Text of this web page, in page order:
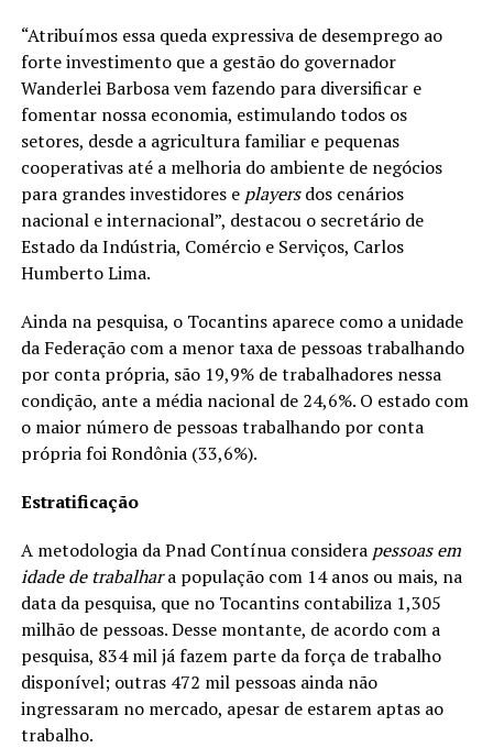
“Atribuímos essa queda expressiva de desemprego ao
forte investimento que a gestão do governador
Wanderlei Barbosa vem fazendo para diversificar e
fomentar nossa economia, estimulando todos os
setores, desde a agricultura familiar e pequenas
cooperativas até a melhoria do ambiente de negócios
para grandes investidores e playersdos cenários
nacional e internacional”, destacou o secretário de
Estado da Indústria, Comércio e Serviços, Carlos
Humberto Lima.
Ainda na pesquisa, o Tocantins aparece como a unidade
da Federação com a menor taxa de pessoas trabalhando
por conta própria, são 19,9% de trabalhadores nessa
condição, ante a média nacional de 24,6%. O estado com
o maior número de pessoas trabalhando por conta
própria foi Rondônia (33,6%).
Estratificação
A metodologia da Pnad Contínua considera pessoas em
idade de trabalhara população com 14 anos ou mais, na
data da pesquisa, que no Tocantins contabiliza 1,305
milhão de pessoas. Desse montante, de acordo com a
pesquisa, 834 mil já fazem parte da força de trabalho
disponível; outras 472 mil pessoas ainda não
ingressaram no mercado, apesar de estarem aptas ao
trabalho.